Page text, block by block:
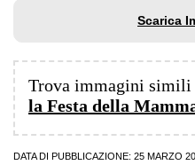
Scarica
Trova immagini simili
la Festa della
DATA DI PUBBLICAZIONE: 25 MARZO